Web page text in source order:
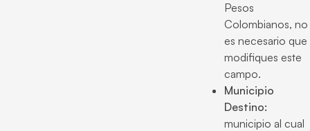
Pesos
Colombianos, no
es necesario que
modifiques este
campo.
Municipio
Destino:
municipio al cual